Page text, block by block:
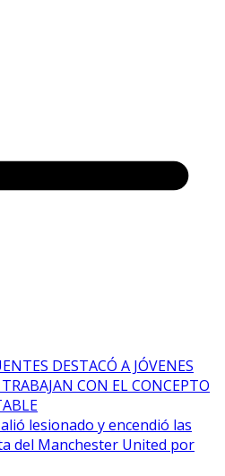
DESTACÓ A JÓVENES
CON EL CONCEPTO
lesionado y encendió las
del Manchester United por